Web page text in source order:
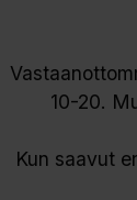
10-20.
Kun saavut